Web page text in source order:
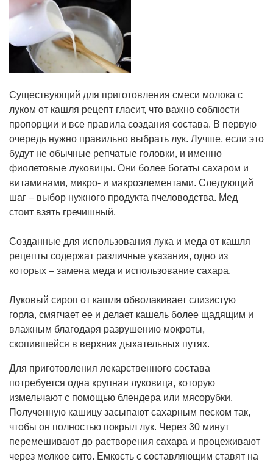
Существующий для приготовления смеси молока с
луком от кашля рецепт гласит, что важно соблюсти
пропорции и все правила создания состава. В первую
очередь нужно правильно выбрать лук. Лучше, если это
будут не обычные репчатые головки, и именно
фиолетовые луковицы. Они более богаты сахаром и
витаминами, микро- и макроэлементами. Следующий
шаг – выбор нужного продукта пчеловодства. Мед
стоит взять гречишный.
Созданные для использования лука и меда от кашля
рецепты содержат различные указания, одно из
которых – замена меда и использование сахара.
Луковый сироп от кашля обволакивает слизистую
горла, смягчает ее и делает кашель более щадящим и
влажным благодаря разрушению мокроты,
скопившейся в верхних дыхательных путях.
Для приготовления лекарственного состава
потребуется одна крупная луковица, которую
измельчают с помощью блендера или мясорубки.
Полученную кашицу засыпают сахарным песком так,
чтобы он полностью покрыл лук. Через 30 минут
перемешивают до растворения сахара и процеживают
через мелкое сито. Емкость с составляющим ставят на